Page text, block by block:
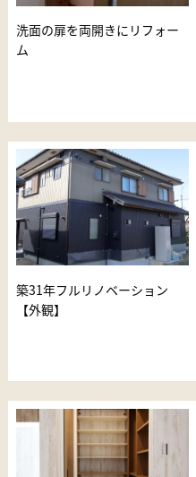
洗面の扉を両開きにリフォー
ム
築31年フルリノベーション
【外観】